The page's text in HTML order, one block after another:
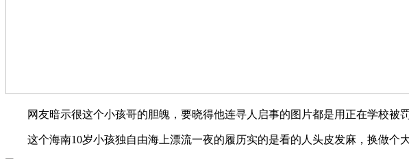
网友暗示很这个小孩哥的胆魄，要晓得他连寻人启事的图片都是用正在学校被罚
这个海南10岁小孩独自由海上漂流一夜的履历实的是看的人头皮发麻，换做个大